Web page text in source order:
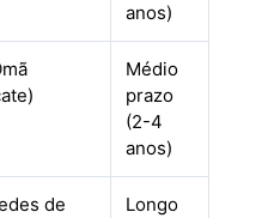
anos)
Médio
prazo
(2-4
anos)
de
Longo